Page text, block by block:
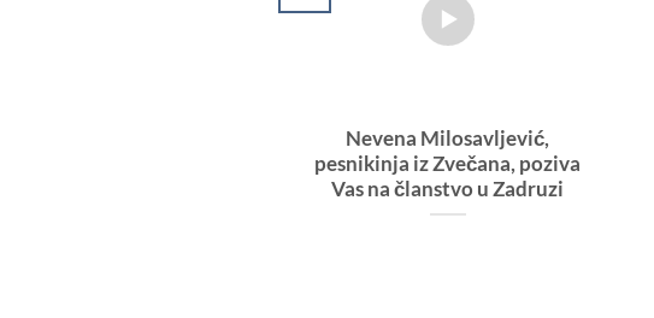
Nevena Milosavljević,
pesnikinja iz Zvečana, poziva
Vas na članstvo u Zadruzi